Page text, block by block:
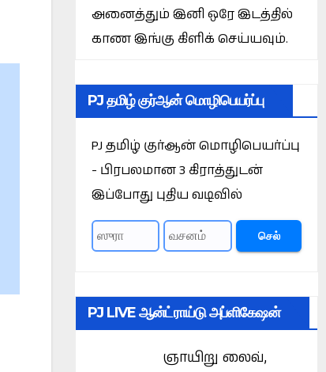
அனைத்தும் இனி ஒரே இடத்தில்
காண இங்கு கிளிக் செய்யவும்.
PJ தமிழ் குர்ஆன் மொழிபெயர்ப்பு
PJ தமிழ் குர்ஆன் மொழிபெயர்ப்பு
- பிரபலமான 3 கிராத்துடன்
இப்போது புதிய வடிவில்
செல்
PJ LIVE ஆன்ட்ராய்டு அப்ளிகேஷன்
ஞாயிறு லைவ்,